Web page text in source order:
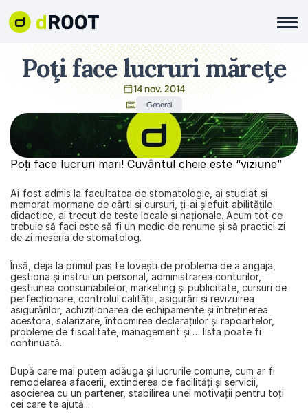
Poţi face lucruri măreţe
14 nov. 2014
General
Poţi face lucruri mari! Cuvântul cheie este “viziune”
Ai fost admis la facultatea de stomatologie, ai studiat şi
memorat mormane de cârti şi cursuri, ți-ai şlefuit abilităţile
didactice, ai trecut de teste locale şi naţionale. Acum tot ce
trebuie să faci este să fi un medic de renume şi să practici zi
de zi meseria de stomatolog.
Însă, deja la primul pas te loveşti de problema de a angaja,
gestiona şi instrui un personal, administrarea conturilor,
gestiunea consumabilelor, marketing şi publicitate, cursuri de
perfecţionare, controlul calităţii, asigurări şi revizuirea
asigurărilor, achiziţionarea de echipamente şi întreţinerea
acestora, salarizare, întocmirea declaraţiilor şi rapoartelor,
probleme de fiscalitate, management şi … lista poate fi
continuată.
După care mai putem adăuga şi lucrurile comune, cum ar fi
remodelarea afacerii, extinderea de facilităţi şi servicii,
asocierea cu un partener, stabilirea unei motivaţii pentru toţi
cei care te ajută...